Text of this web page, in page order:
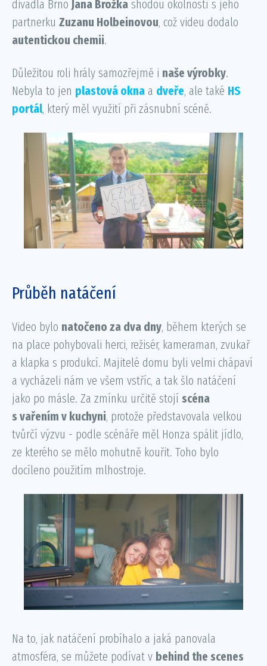
divadla Brno Jana Brožka shodou okolností s jeho
partnerku Zuzanu Holbeinovou, což videu dodalo
autentickou chemii.
Důležitou roli hrály samozřejmě i naše výrobky.
Nebyla to jen plastová okna a dveře, ale také HS
portál, který měl využití při zásnubní scéně.
Průběh natáčení
Video bylo natočeno za dva dny, během kterých se
na place pohybovali herci, režisér, kameraman, zvukař
a klapka s produkcí. Majitelé domu byli velmi chápaví
a vycházeli nám ve všem vstříc, a tak šlo natáčení
jako po másle. Za zmínku určitě stojí scéna
s vařením v kuchyni, protože představovala velkou
tvůrčí výzvu - podle scénáře měl Honza spálit jídlo,
ze kterého se mělo mohutně kouřit. Toho bylo
docíleno použitím mlhostroje.
Na to, jak natáčení probíhalo a jaká panovala
atmosféra, se můžete podívat v behind the scenes